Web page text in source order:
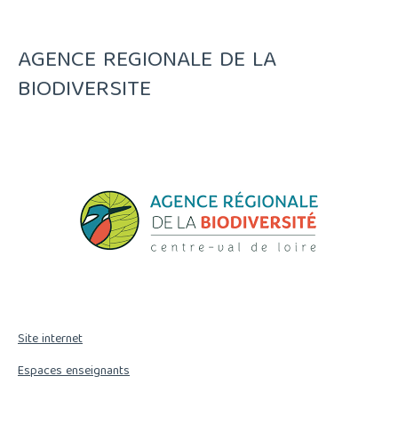
AGENCE REGIONALE DE LA
BIODIVERSITE
Site internet
Espaces enseignants